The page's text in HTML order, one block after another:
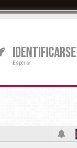
IDENTIFICARSE
Esperar